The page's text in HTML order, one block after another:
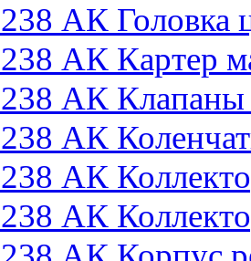
АК Головка
АК Картер
АК Клапаны
АК
АК
АК